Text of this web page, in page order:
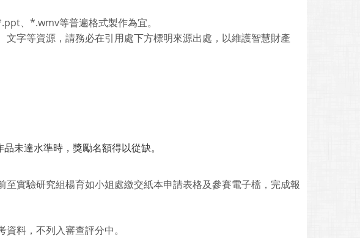
、*.wmv等普遍格式製作為宜。
字等資源，請務必在引用處下方標明來源出處，以維護智慧財產
未達水準時，獎勵名額得以從缺。
實驗研究組楊育如小姐處繳交紙本申請表格及參賽電子檔，完成報
資料，不列入審查評分中。